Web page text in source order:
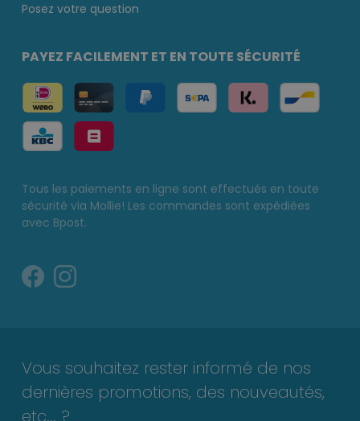
Posez votre question
PAYEZ FACILEMENT ET EN TOUTE SÉCURITÉ
Tous les paiements en ligne sont effectués en toute
sécurité via Mollie! Les commandes sont expédiées
avec Bpost.
Vous souhaitez rester informé de nos
dernières promotions, des nouveautés,
etc... ?